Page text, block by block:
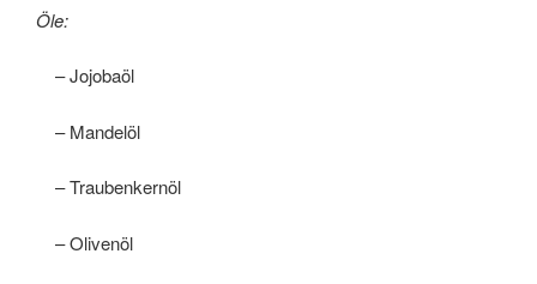
Öle:
– Jojobaöl
– Mandelöl
– Traubenkernöl
– Olivenöl